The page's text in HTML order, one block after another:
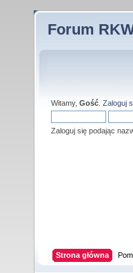
Forum
Witamy, Gość Zaloguj
Zaloguj się podając
Strona główna